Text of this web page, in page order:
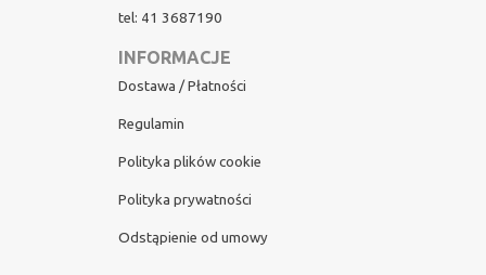
tel: 41 3687190
INFORMACJE
Dostawa / Płatności
Regulamin
Polityka plików cookie
Polityka prywatności
Odstąpienie od umowy